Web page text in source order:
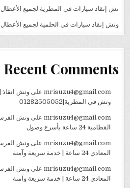
نش إنقاذ سيارات في المطرية لجميع
ونش إنقاذ سيارات في الحلمية لجميع
Recent Comments
mrisuzu4@gmail.comعلى ونش
ونش في المطرية|01282505052
mrisuzu4@gmail.comعلى ونش
القطامية 24 ساعة بأسرع وصول
mrisuzu4@gmail.comعلى ونش
المعادي 24 ساعة | خدمة سريعة وآمنة
mrisuzu4@gmail.comعلى ونش
المعادي 24 ساعة | خدمة سريعة وآمنة